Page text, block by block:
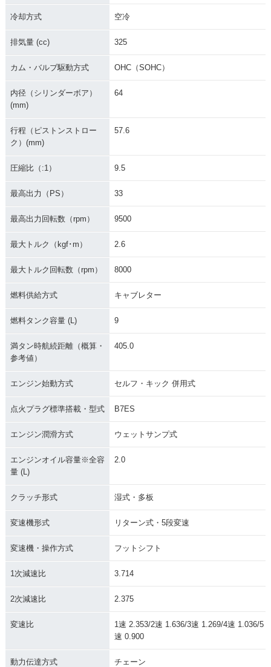
冷却方式 空冷
排気量 (cc) 325
カム・バルブ駆動方式 OHC（SOHC）
内径（シリンダーボア）
(mm)
64
行程（ピストンストロー
ク）(mm)
57.6
圧縮比（:1） 9.5
最高出力（PS） 33
最高出力回転数（rpm） 9500
最大トルク（kgf･m） 2.6
最大トルク回転数（rpm） 8000
燃料供給方式 キャブレター
燃料タンク容量 (L) 9
満タン時航続距離（概算・
参考値）
405.0
エンジン始動方式 セルフ・キック 併用式
点火プラグ標準搭載・型式 B7ES
エンジン潤滑方式 ウェットサンプ式
エンジンオイル容量※全容
量 (L)
2.0
クラッチ形式 湿式・多板
変速機形式 リターン式・5段変速
変速機・操作方式 フットシフト
1次減速比 3.714
2次減速比 2.375
変速比
1速 2.353/2速 1.636/3速 1.269/4速 1.036/5
速 0.900
動力伝達方式 チェーン